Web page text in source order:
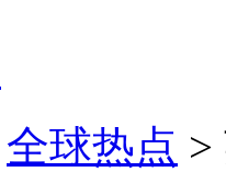
全球热点 >